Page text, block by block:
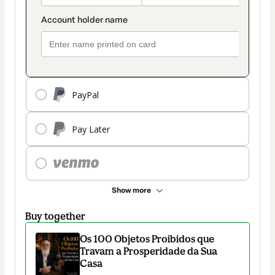
PayPal
Pay Later
Show more
Buy together
Os 100 Objetos Proibidos que
Travam a Prosperidade da Sua
Casa